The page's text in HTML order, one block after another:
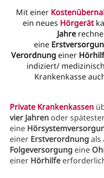
Mit einer
ein neues Hörgerät
Jahre
eine
Verordnung einer
indiziert/
Krankenkasse
Private Krankenkassen
vier Jahren oder
eine
einer Erstverordnungals
Folgeversorgung eine
einer Hörhilfe